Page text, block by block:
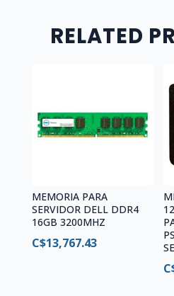
RELATED
MEMORIA PARA
SERVIDOR DELL DDR4
16GB 3200MHZ
C$13,767.43